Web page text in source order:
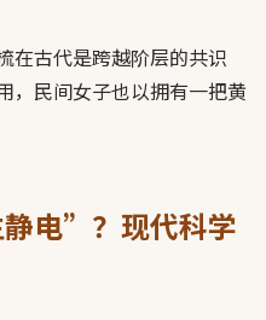
在古代是跨越阶层的共识
民间女子也以拥有一把黄
电”？现代科学